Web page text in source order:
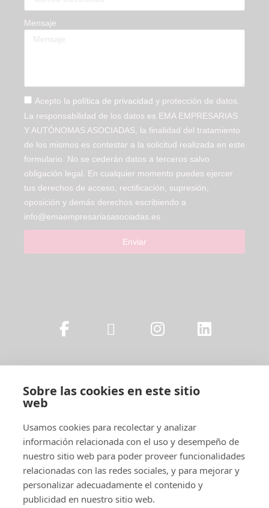
Mensaje
Acepto la política de privacidad y protección de datos.
La responsabilidad de los datos es EMA EMPRESARIAS
Y AUTÓNOMAS ASOCIADAS, la finalidad del tratamiento
de los mismos es contestar a la solicitud realizada en este
formulario. No se cederán datos a terceros salvo
obligación legal. En cualquier momento puedes ejercer
tus derechos de acceso, rectificación, supresión,
oposición y demás derechos escribiendo a
info@emaempresariasasociadas.es
Enviar
Legal
Sobre las cookies en este sitio
web
Usamos cookies para recolectar y analizar
información relacionada con el uso y desempeño de
nuestro sitio web para poder proveer funcionalidades
relacionadas con las redes sociales, y para mejorar y
personalizar adecuadamente el contenido y
publicidad en nuestro sitio web.